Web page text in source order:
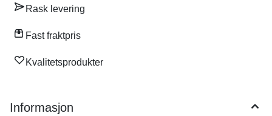
Rask levering
Fast fraktpris
Kvalitetsprodukter
Informasjon